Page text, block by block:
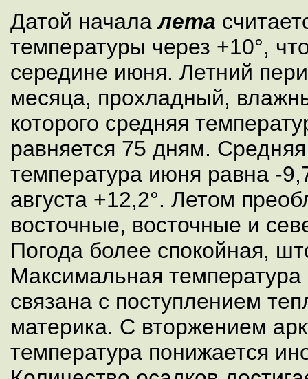
Датой началалета
температуры через +10°,
середине июня. Летний
месяца, прохладный,
которого средняя
равняется 75 дням.
температура июня равна -
августа +12,2°. Летом
восточные, восточные и
Погода более спокойная,
Максимальная
связана с поступлением
материка. С вторжением
температура понижается